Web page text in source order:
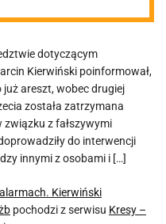
w
dotyczącym
Kierwiński poinformował,
areszt, wobec drugiej
została zatrzymana
z fałszywymi
do interwencji
innymi z osobami i […]
Kierwiński
pochodzi z serwisu Kresy –